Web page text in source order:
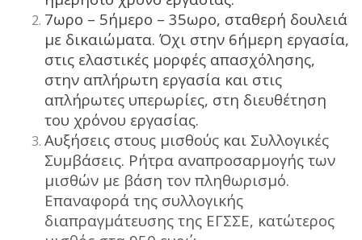
7ωρο – 5ήμερο – 35ωρο, σταθερή δουλειά
με δικαιώματα. Όχι στην 6ήμερη εργασία,
στις ελαστικές μορφές απασχόλησης,
στην απλήρωτη εργασία και στις
απλήρωτες υπερωρίες, στη διευθέτηση
του χρόνου εργασίας.
Αυξήσεις στους μισθούς και Συλλογικές
Συμβάσεις. Ρήτρα αναπροσαρμογής των
μισθών με βάση τον πληθωρισμό.
Επαναφορά της συλλογικής
διαπραγμάτευσης της ΕΓΣΣΕ, κατώτερος